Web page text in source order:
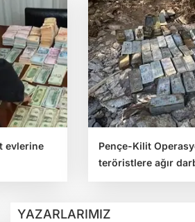
evlerine
Pençe-Kilit
teröristlere ağır
YAZARLARIMIZ